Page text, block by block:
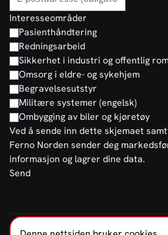
Interesseområder
Pasienthåndtering
Redningsarbeid
Sikkerhet i industri og offentlig
Omsorg i eldre- og sykehjem
Begravelsesutstyr
Militære systemer (engelsk)
Ombygging av biler og kjøretøy
Ved å sende inn dette skjemaet
Ferno Norden sender deg
informasjon og lagrer dine data.
Send
FERNO NORDEN NORGE AS © 2026